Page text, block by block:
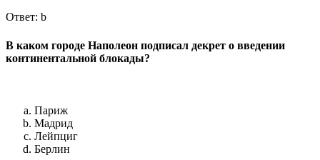
Ответ: b
В каком городе Наполеон подписал декрет о введении
континентальной блокады?
Париж
Мадрид
Лейпциг
Берлин